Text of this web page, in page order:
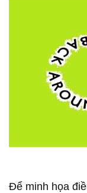
Để minh họa